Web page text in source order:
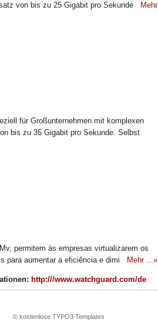
von bis zu 25 Gigabit pro Sekunde
Mehr
für Großunternehmen mit komplexen
bis zu 35 Gigabit pro Sekunde. Selbst
permitem às empresas virtualizarem os
para aumentar a eficiência e dimi
Mehr ...»
http:///www.watchguard.com/de
© kostenlose TYPO3 Templates